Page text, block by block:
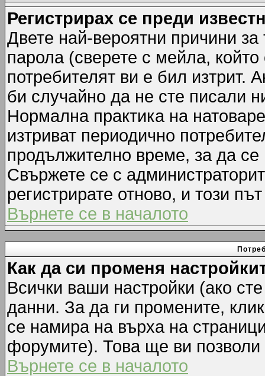
Регистрирах се преди
Двете най-вероятни причини
парола (сверете с мейла,
потребителят ви е бил изтрит.
би случайно да не сте писали
Нормална практика на
изтриват периодично
продължително време, за да
Свържете се с
регистрирате отново, и този
Върнете се в началото
Как да си променя
Всички ваши настройки (ако
данни. За да ги промените,
се намира на върха на
форумите). Това ще ви позволи
Върнете се в началото